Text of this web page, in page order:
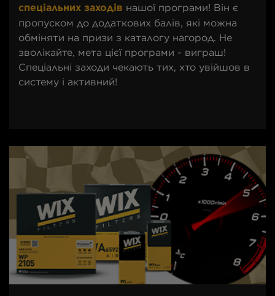
спеціальних заходів нашої програми! Він є
пропуском до додаткових балів, які можна
обміняти на призи з каталогу нагород. Не
зволікайте, мета цієї програми - виграш!
Спеціальні заходи чекають тих, хто увійшов в
систему і активний!